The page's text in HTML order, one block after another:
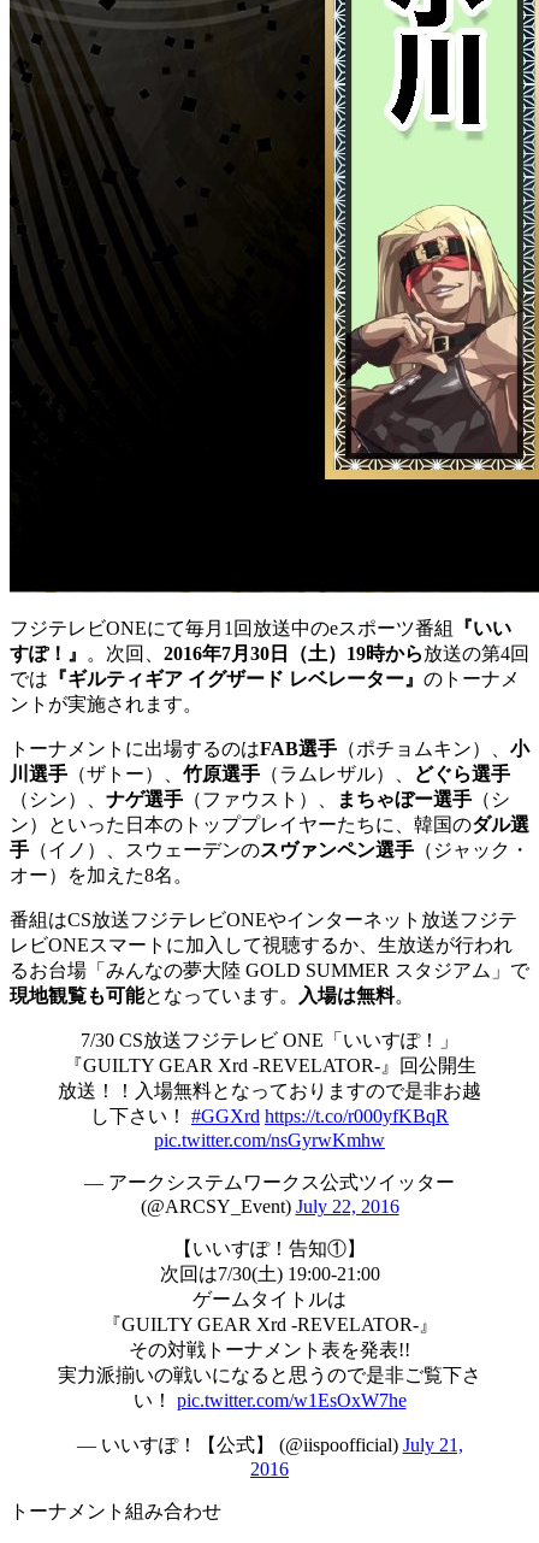
フジテレビONEにて毎月1回放送中のeスポーツ番組
『いい
すぽ！』
。次回、 2016年7月30日（土）19時から放送の第4回
では 『ギルティギア イグザード レベレーター』 のトーナメ
ントが実施されます。
トーナメントに出場するのはFAB選手 （ポチョムキン）、 小
川選手 （ザトー）、 竹原選手 （ラムレザル）、
どぐら選手
（シン）、 ナゲ選手 （ファウスト）、 まちゃぼー選手 （シ
ン）といった日本のトッププレイヤーたちに、韓国のダル選
手 （イノ）、スウェーデンのスヴァンペン選手 （ジャック・
オー）を加えた8名。
番組はCS放送フジテレビONEやインターネット放送フジテ
レビONEスマートに加入して視聴するか、生放送が行われ
るお台場「みんなの夢大陸 GOLD SUMMER スタジアム」で
現地観覧も可能となっています。 入場は無料。
7/30 CS放送フジテレビ ONE「いいすぽ！」
『GUILTY GEAR Xrd -REVELATOR-』回公開生
放送！！入場無料となっておりますので是非お越
し下さい！ #GGXrd https://t.co/r000yfKBqR
pic.twitter.com/nsGyrwKmhw
— アークシステムワークス公式ツイッター
(@ARCSY_Event) July 22, 2016
【いいすぽ！告知①】
次回は7/30(土) 19:00-21:00
ゲームタイトルは
『GUILTY GEAR Xrd -REVELATOR-』
その対戦トーナメント表を発表!!
実力派揃いの戦いになると思うので是非ご覧下さ
い！ pic.twitter.com/w1EsOxW7he
— いいすぽ！【公式】 (@iispoofficial) July 21,
2016
トーナメント組み合わせ